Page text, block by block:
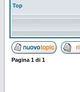
Top
Pagina 1 di 1